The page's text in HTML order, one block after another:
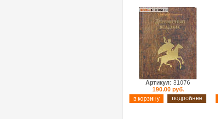
Артикул: 31076
190.00 руб.
подробнее